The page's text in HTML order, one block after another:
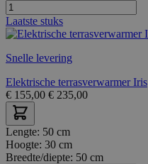
Laatste stuks
Snelle levering
Elektrische terrasverwarmer Iris
€ 155,00 € 235,00
Lengte: 50 cm
Hoogte: 30 cm
Breedte/diepte: 50 cm